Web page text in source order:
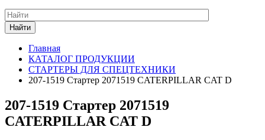
Найти
Главная
КАТАЛОГ ПРОДУКЦИИ
СТАРТЕРЫ ДЛЯ СПЕЦТЕХНИКИ
207-1519 Стартер 2071519 CATERPILLAR CAT D
207-1519 Стартер 2071519
CATERPILLAR CAT D